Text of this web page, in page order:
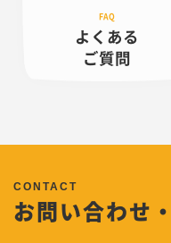
よくある
ご質問
お問い合わせ